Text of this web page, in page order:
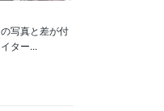
写真と差が付
ター...